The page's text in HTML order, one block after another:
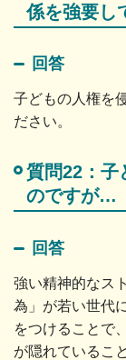
係を強要し
回答
子どもの人権を
ださい。
質問22：子
のですが…
回答
強い精神的なス
為」が若い世代
をつけることで
が隠れているこ